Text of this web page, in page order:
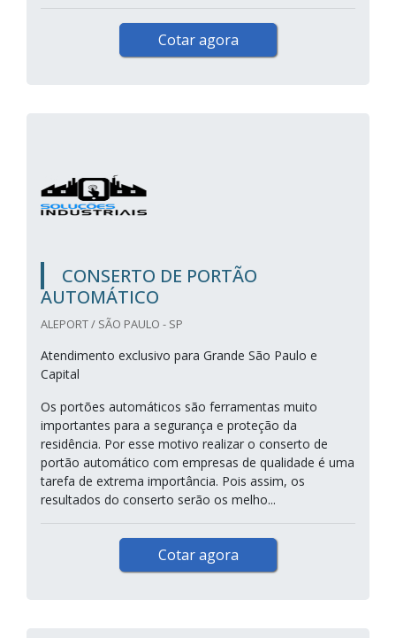
Cotar agora
CONSERTO DE PORTÃO
AUTOMÁTICO
ALEPORT / SÃO PAULO - SP
Atendimento exclusivo para Grande São Paulo e
Capital
Os portões automáticos são ferramentas muito
importantes para a segurança e proteção da
residência. Por esse motivo realizar o conserto de
portão automático com empresas de qualidade é uma
tarefa de extrema importância. Pois assim, os
resultados do conserto serão os melho...
Cotar agora